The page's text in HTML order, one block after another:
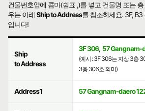
건물번호앞에 콤마(쉼표 ,)를 넣고 건물명 또는
우는 아래Ship to Address를 참조하세요. 3F,
입니다!
Ship
to Address
3F 306, 57 Gangnam-
(예시 : 3F 306는 지상 3층
3층 306호 의미)
Address1 57 Gangnam-daero